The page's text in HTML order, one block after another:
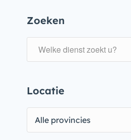
Zoeken
Locatie
Alle provincies